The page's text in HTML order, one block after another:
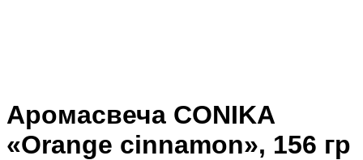
Аромасвеча CONIKA
«Orange cinnamon», 156 гр